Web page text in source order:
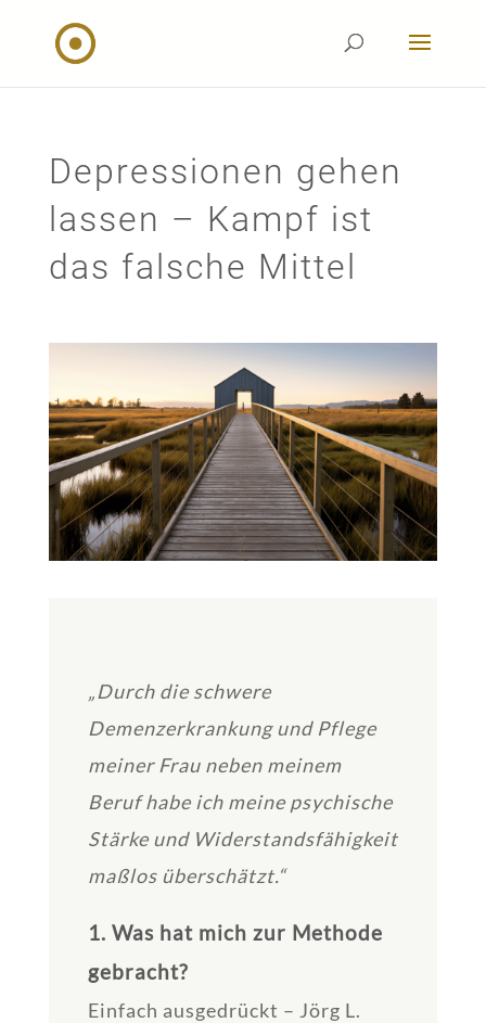
Depressionen gehen
lassen – Kampf ist
das falsche Mittel
„Durch die schwere
Demenzerkrankung und Pflege
meiner Frau neben meinem
Beruf habe ich meine psychische
Stärke und Widerstandsfähigkeit
maßlos überschätzt.“
1. Was hat mich zur Methode
gebracht?
Einfach ausgedrückt – Jörg L.